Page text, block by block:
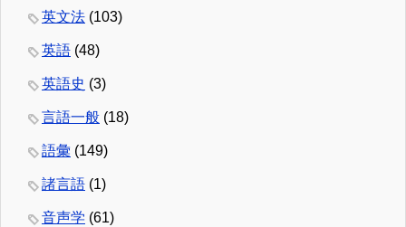
英文法 (103)
英語 (48)
英語史 (3)
言語一般 (18)
語彙 (149)
諸言語 (1)
音声学 (61)